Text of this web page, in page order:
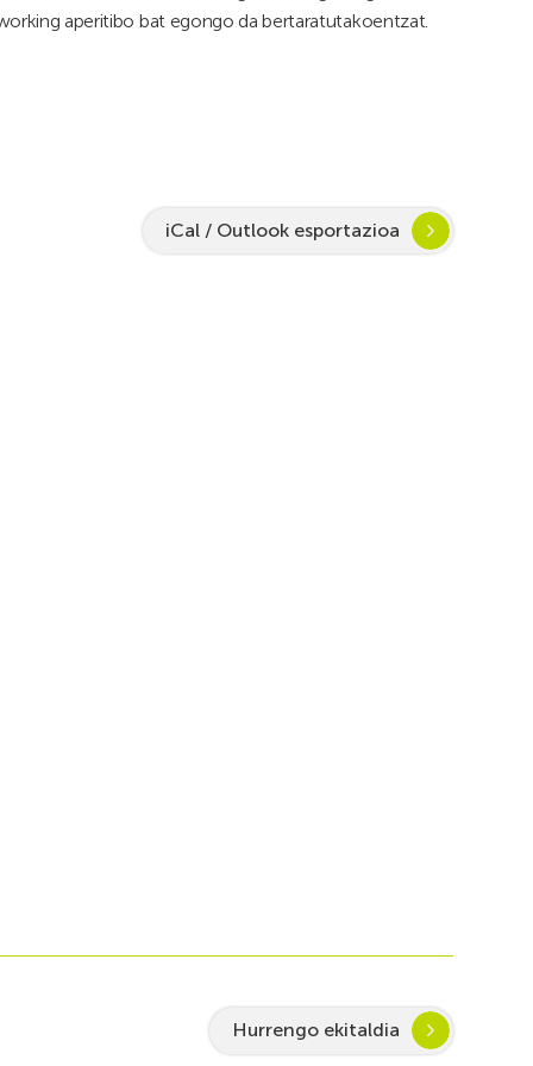
aperitibo bat egongo da bertaratutakoentzat.
iCal / Outlook esportazioa
Hurrengo ekitaldia